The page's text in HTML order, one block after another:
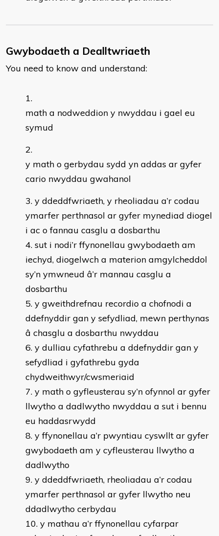
Gwybodaeth a Dealltwriaeth
You need to know and understand:
math a nodweddion y nwyddau i gael eu
symud
y math o gerbydau sydd yn addas ar gyfer
cario nwyddau gwahanol
y ddeddfwriaeth, y rheoliadau a’r codau
ymarfer perthnasol ar gyfer mynediad diogel
i ac o fannau casglu a dosbarthu
sut i nodi’r ffynonellau gwybodaeth am
iechyd, diogelwch a materion amgylcheddol
sy’n ymwneud â’r mannau casglu a
dosbarthu
y gweithdrefnau recordio a chofnodi a
ddefnyddir gan y sefydliad, mewn perthynas
â chasglu a dosbarthu nwyddau
y dulliau cyfathrebu a ddefnyddir gan y
sefydliad i gyfathrebu gyda
chydweithwyr/cwsmeriaid
y math o gyfleusterau sy’n ofynnol ar gyfer
llwytho a dadlwytho nwyddau a sut i bennu
eu haddasrwydd
y ffynonellau a’r pwyntiau cyswllt ar gyfer
gwybodaeth am y cyfleusterau llwytho a
dadlwytho
y ddeddfwriaeth, rheoliadau a’r codau
ymarfer perthnasol ar gyfer llwytho neu
ddadlwytho cerbydau
y mathau a’r ffynonellau cyfarpar